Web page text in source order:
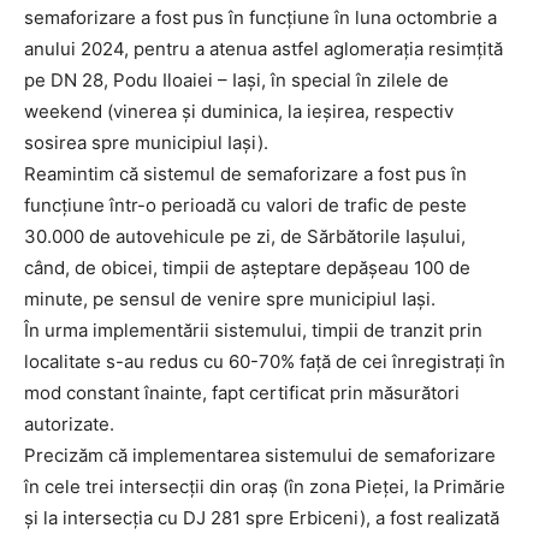
semaforizare a fost pus în funcțiune în luna octombrie a
anului 2024, pentru a atenua astfel aglomerația resimțită
pe DN 28, Podu Iloaiei – Iași, în special în zilele de
weekend (vinerea și duminica, la ieșirea, respectiv
sosirea spre municipiul Iași).
Reamintim că sistemul de semaforizare a fost pus în
funcțiune într-o perioadă cu valori de trafic de peste
30.000 de autovehicule pe zi, de Sărbătorile Iașului,
când, de obicei, timpii de așteptare depășeau 100 de
minute, pe sensul de venire spre municipiul Iași.
În urma implementării sistemului, timpii de tranzit prin
localitate s-au redus cu 60-70% față de cei înregistrați în
mod constant înainte, fapt certificat prin măsurători
autorizate.
Precizăm că implementarea sistemului de semaforizare
în cele trei intersecții din oraș (în zona Pieței, la Primărie
și la intersecția cu DJ 281 spre Erbiceni), a fost realizată